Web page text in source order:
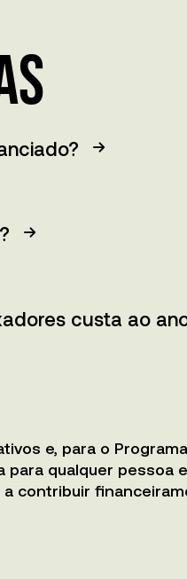
custa ao
e, para o
qualquer pessoa
contribuir